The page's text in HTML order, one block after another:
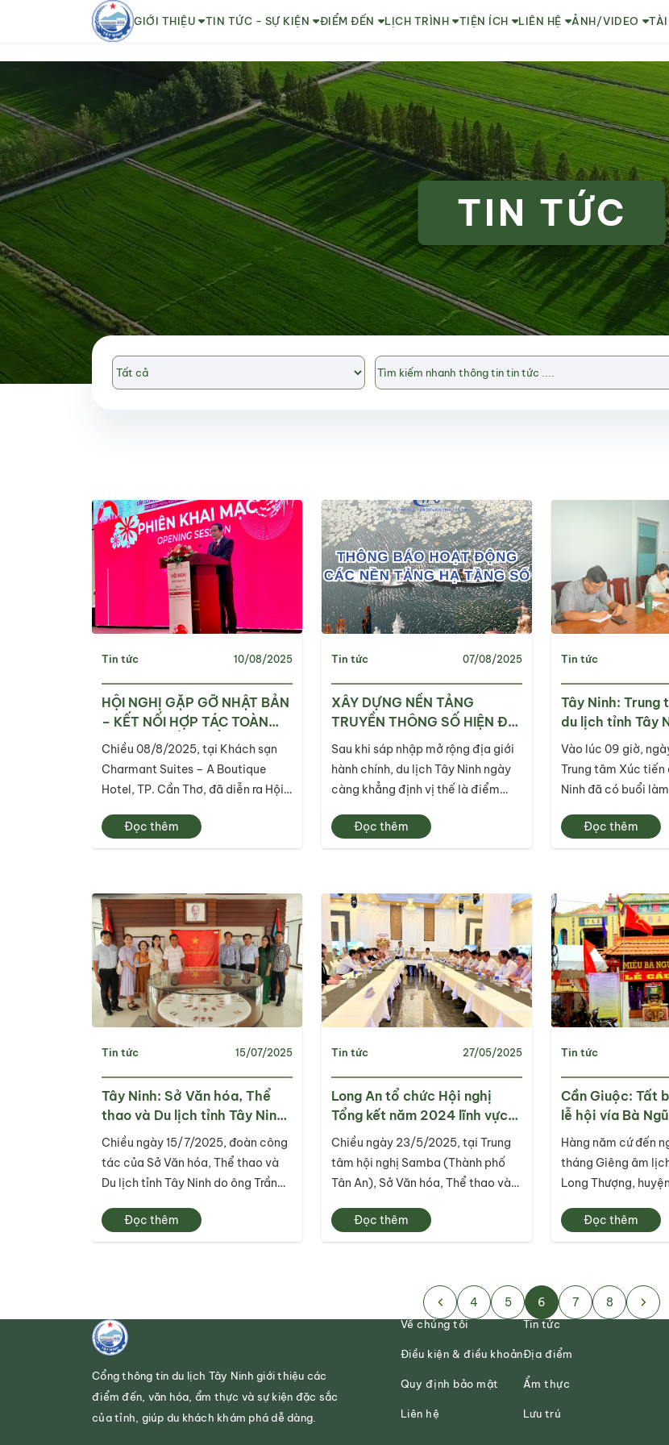
GIỚI THIỆU TIN TỨC - SỰ KIỆN ĐIỂM ĐẾN LỊCH TRÌNH TIỆN ÍCH LIÊN HỆ ẢNH/VIDEO
TIN TỨC
Tin tức 10/08/2025
HỘI NGHỊ GẶP GỠ NHẬT BẢN
– KẾT NỐI HỢP TÁC TOÀN
DIỆN VỚI ĐỒNG BẰNG SÔNG
CỬU LONG
Chiều 08/8/2025, tại Khách sạn
Charmant Suites – A Boutique
Hotel, TP. Cần Thơ, đã diễn ra Hội
Đồng bằng sông Cửu Long.
Đọc thêm
Tin tức 07/08/2025
XÂY DỰNG NỀN TẢNG
TRUYỀN THÔNG SỐ HIỆN ĐẠI
PHỤC VỤ QUẢNG BÁ DU
LỊCH
Sau khi sáp nhập mở rộng địa giới
hành chính, du lịch Tây Ninh ngày
càng khẳng định vị thế là điểm
Bộ, nơi hội tụ vẻ đẹp thiên nhiên
hùng vĩ, văn hóa đặc sắc và tiềm
Đọc thêm
Tin tức
Tây Ninh: Trung
du lịch tỉnh Tây
khai công tác
kênh thông tin
tiến du lịch
Vào lúc 09 giờ,
Trung tâm Xúc tiến
Ninh đã có buổi
tiếp và trực tuyến
việc tích hợp các
tỉnh Long An và...
Đọc thêm
Tin tức 15/07/2025
Tây Ninh: Sở Văn hóa, Thể
thao và Du lịch tỉnh Tây Ninh
thăm và làm việc với các khu
di tích, điểm du lịch trên địa
bàn tỉnh.
Chiều ngày 15/7/2025, đoàn công
tác của Sở Văn hóa, Thể thao và
Du lịch tỉnh Tây Ninh do ông Trần
trưởng đoàn đã có buổi khảo sát,
làm việc thực tế tại một số khu di
Đọc thêm
Tin tức 27/05/2025
Long An tổ chức Hội nghị
Tổng kết năm 2024 lĩnh vực
du lịch gắn với công tác bảo
tồn, tôn tạo và phát huy giá
trị di tích lịch sử - văn hóa
Chiều ngày 23/5/2025, tại Trung
tâm hội nghị Samba (Thành phố
Tân An), Sở Văn hóa, Thể thao và
tổ chức thành công chương Hội
nghị Tổng kết năm 2024 lĩnh vực
tôn tạo và phát huy giá...
Đọc thêm
Tin tức
Cần Giuộc: Tất
lễ hội vía Bà
Thượng
Hàng năm cứ đến
tháng Giêng âm
Long Thượng,
lễ hội vía Bà Ngũ
Thượng để chiêm
Đọc thêm
4 5 6 7 8
Cổng thông tin du lịch Tây Ninh giới thiệu các
điểm đến, văn hóa, ẩm thực và sự kiện đặc sắc
của tỉnh, giúp du khách khám phá dễ dàng.
Về chúng tôi
Điều kiện & điều khoản
Quy định bảo mật
Liên hệ
Tin tức
Địa điểm
Ẩm thực
Lưu trú